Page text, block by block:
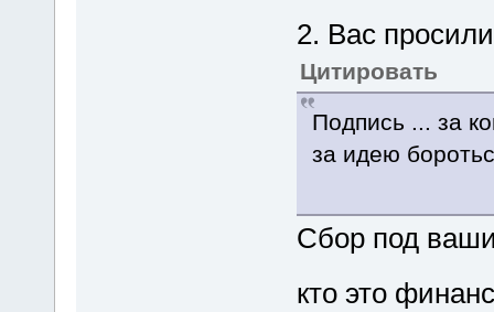
2. Вас
Цитировать
Подпись ... за
за идею
Сбор под
кто это